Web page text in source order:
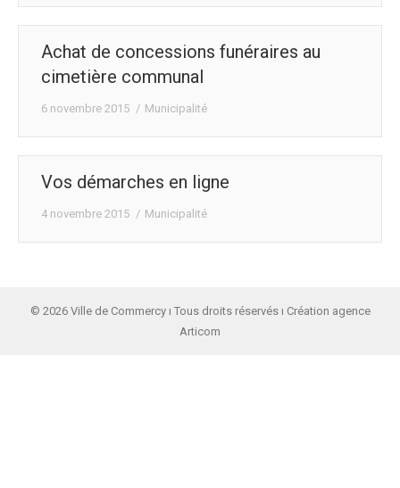
Achat de concessions funéraires au
cimetière communal
6 novembre 2015 Municipalité
Vos démarches en ligne
4 novembre 2015 Municipalité
© 2026 Ville de Commercy ı Tous droits réservés ı Création agence
Articom